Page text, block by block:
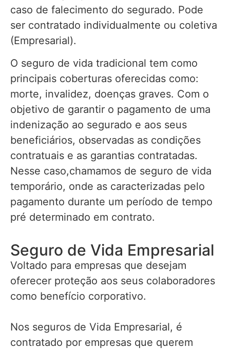
caso de falecimento do segurado. Pode
ser contratado individualmente ou coletiva
(Empresarial).
O seguro de vida tradicional tem como
principais coberturas oferecidas como:
morte, invalidez, doenças graves. Com o
objetivo de garantir o pagamento de uma
indenização ao segurado e aos seus
beneficiários, observadas as condições
contratuais e as garantias contratadas.
Nesse caso,chamamos de seguro de vida
temporário, onde as caracterizadas pelo
pagamento durante um período de tempo
pré determinado em contrato.
Seguro de Vida Empresarial
Voltado para empresas que desejam
oferecer proteção aos seus colaboradores
como benefício corporativo.
Nos seguros de Vida Empresarial, é
contratado por empresas que querem